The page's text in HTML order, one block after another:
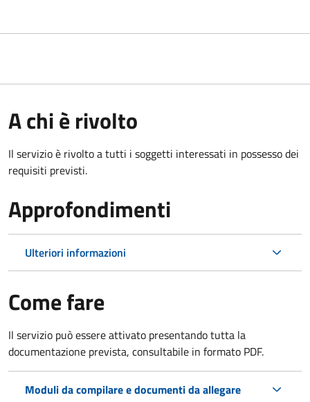
A chi è rivolto
Il servizio è rivolto a tutti i soggetti interessati in possesso dei
requisiti previsti.
Approfondimenti
Ulteriori informazioni
Come fare
Il servizio può essere attivato presentando tutta la
documentazione prevista, consultabile in formato PDF.
Moduli da compilare e documenti da allegare